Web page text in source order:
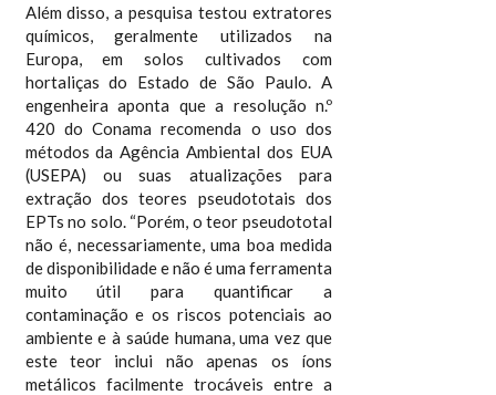
Além disso, a pesquisa testou extratores
químicos, geralmente utilizados na
Europa, em solos cultivados com
hortaliças do Estado de São Paulo. A
engenheira aponta que a resolução n.º
420 do Conama recomenda o uso dos
métodos da Agência Ambiental dos EUA
(USEPA) ou suas atualizações para
extração dos teores pseudototais dos
EPTs no solo. “Porém, o teor pseudototal
não é, necessariamente, uma boa medida
de disponibilidade e não é uma ferramenta
muito útil para quantificar a
contaminação e os riscos potenciais ao
ambiente e à saúde humana, uma vez que
este teor inclui não apenas os íons
metálicos facilmente trocáveis entre a